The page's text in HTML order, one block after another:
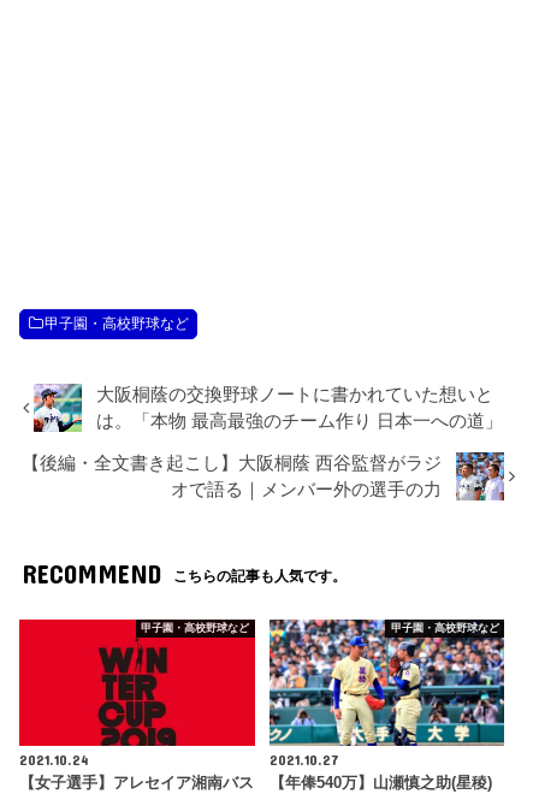
甲子園・高校野球など
大阪桐蔭の交換野球ノートに書かれていた想いと
は。「本物 最高最強のチーム作り 日本一への道」
【後編・全文書き起こし】大阪桐蔭 西谷監督がラジ
オで語る｜メンバー外の選手の力
RECOMMEND こちらの記事も人気です。
甲子園・高校野球など
2021.10.24
【女子選手】アレセイア湘南バス
甲子園・高校野球など
2021.10.27
【年俸540万】山瀬慎之助(星稜)